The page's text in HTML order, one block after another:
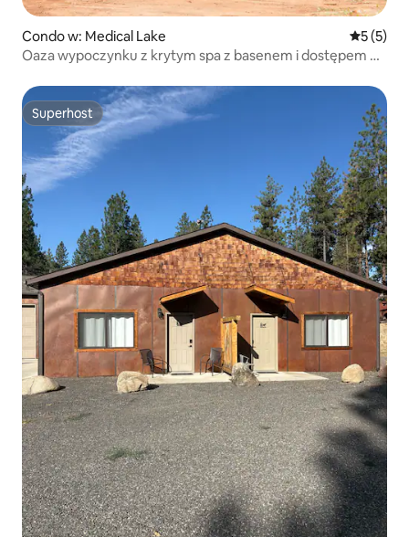
Condo w: Medical Lake Średnia
5 (5)
Oaza wypoczynku z krytym spa z basenem i dostępem do
Superhost
Superhost